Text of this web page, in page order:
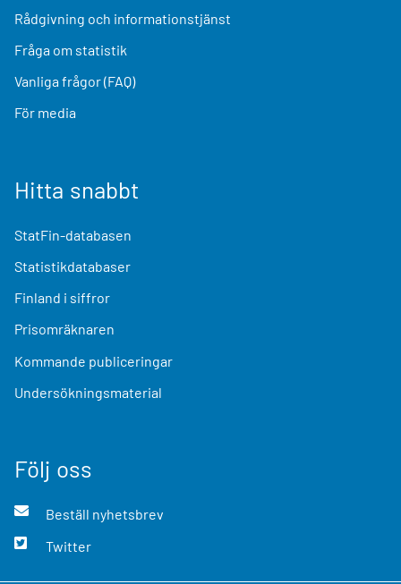
Rådgivning och informationstjänst
Fråga om statistik
Vanliga frågor (FAQ)
För media
Hitta snabbt
StatFin-databasen
Statistikdatabaser
Finland i siffror
Prisomräknaren
Kommande publiceringar
Undersökningsmaterial
Följ oss
Beställ nyhetsbrev
Twitter